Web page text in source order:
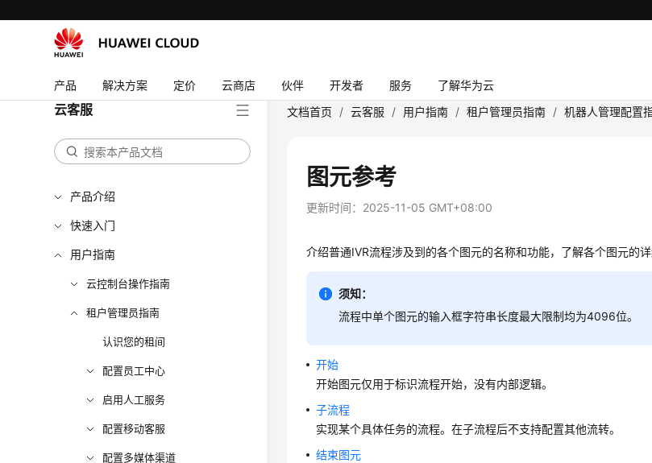
产品 解决方案 定价 云商店 伙伴 开发者 服务 了解华为云
云客服
产品介绍
快速入门
用户指南
云控制台操作指南
租户管理员指南
认识您的租间
配置员工中心
启用人工服务
配置移动客服
配置多媒体渠道
文档首页 / 云客服 / 用户指南 / 租户管理员指南 / 机器人管理配置
图元参考
更新时间： 2025-11-05 GMT+08:00
介绍普通IVR流程涉及到的各个图元的名称和功能，了解各个图元的详
须知：
流程中单个图元的输入框字符串长度最大限制均为4096位。
开始
开始图元仅用于标识流程开始，没有内部逻辑。
子流程
实现某个具体任务的流程。在子流程后不支持配置其他流转。
结束图元